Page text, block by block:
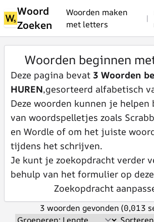
Woord
Zoeken
Woorden maken
met letters
|
Woorden beginnen
Deze pagina bevat 3 Woorden
HUREN,gesorteerd alfabetisch
Deze woorden kunnen je helpen
van woordspelletjes zoals
en Wordle of om het juiste
tijdens het schrijven.
Je kunt je zoekopdracht verder
behulp van het formulier op
Zoekopdracht
3 woorden gevonden (0,013